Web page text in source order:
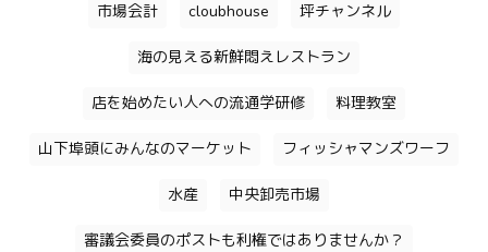
市場会計 cloubhouse 坪チャンネル
海の見える新鮮悶えレストラン
店を始めたい人への流通学研修 料理教室
山下埠頭にみんなのマーケット フィッシャマンズワーフ
水産 中央卸売市場
審議会委員のポストも利権ではありませんか？